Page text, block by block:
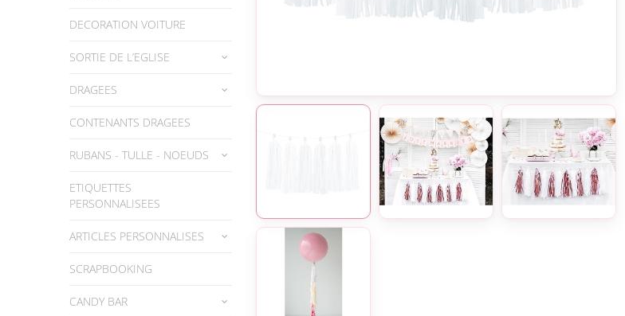
DECORATION VOITURE
SORTIE DE L’EGLISE
DRAGEES
CONTENANTS DRAGEES
RUBANS - TULLE - NOEUDS
ETIQUETTES
PERSONNALISEES
ARTICLES PERSONNALISES
SCRAPBOOKING
CANDY BAR